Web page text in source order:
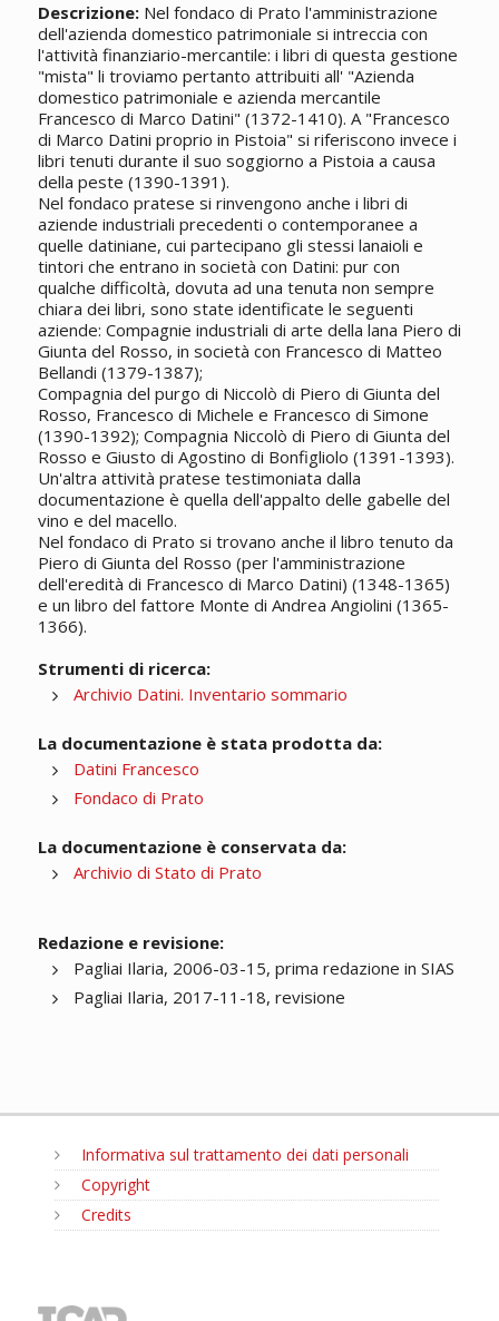
Descrizione:Nel fondaco di Prato l'amministrazione
dell'azienda domestico patrimoniale si intreccia con
l'attività finanziario-mercantile: i libri di questa gestione
"mista" li troviamo pertanto attribuiti all' "Azienda
domestico patrimoniale e azienda mercantile
Francesco di Marco Datini" (1372-1410). A "Francesco
di Marco Datini proprio in Pistoia" si riferiscono invece i
libri tenuti durante il suo soggiorno a Pistoia a causa
della peste (1390-1391).
Nel fondaco pratese si rinvengono anche i libri di
aziende industriali precedenti o contemporanee a
quelle datiniane, cui partecipano gli stessi lanaioli e
tintori che entrano in società con Datini: pur con
qualche difficoltà, dovuta ad una tenuta non sempre
chiara dei libri, sono state identificate le seguenti
aziende: Compagnie industriali di arte della lana Piero di
Giunta del Rosso, in società con Francesco di Matteo
Bellandi (1379-1387);
Compagnia del purgo di Niccolò di Piero di Giunta del
Rosso, Francesco di Michele e Francesco di Simone
(1390-1392); Compagnia Niccolò di Piero di Giunta del
Rosso e Giusto di Agostino di Bonfigliolo (1391-1393).
Un'altra attività pratese testimoniata dalla
documentazione è quella dell'appalto delle gabelle del
vino e del macello.
Nel fondaco di Prato si trovano anche il libro tenuto da
Piero di Giunta del Rosso (per l'amministrazione
dell'eredità di Francesco di Marco Datini) (1348-1365)
e un libro del fattore Monte di Andrea Angiolini (1365-
1366).
Strumenti di ricerca:
Archivio Datini. Inventario sommario
La documentazione è stata prodotta da:
Datini Francesco
Fondaco di Prato
La documentazione è conservata da:
Archivio di Stato di Prato
Redazione e revisione:
Pagliai Ilaria, 2006-03-15, prima redazione in SIAS
Pagliai Ilaria, 2017-11-18, revisione
Informativa sul trattamento dei dati personali
Copyright
Credits